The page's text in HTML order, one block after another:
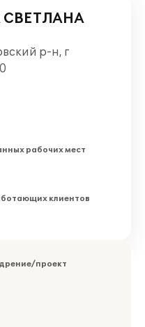
р-н, г
рабочих мест
клиентов
проект